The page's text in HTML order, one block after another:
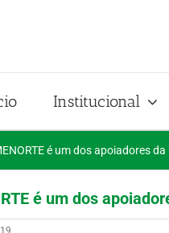
Institucional
é um dos apoiadores
é um dos